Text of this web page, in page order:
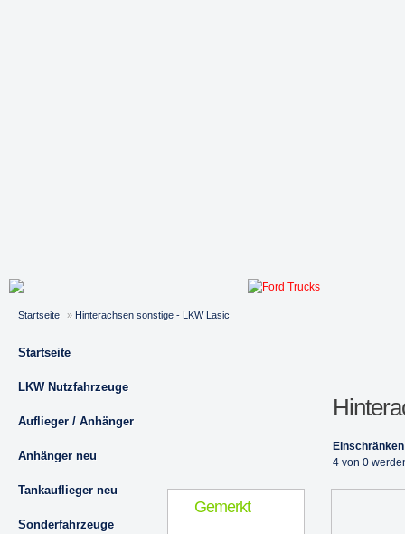
Startseite » Hinterachsen sonstige - LKW Lasic
Startseite
LKW Nutzfahrzeuge
Auflieger / Anhänger
Anhänger neu
Tankauflieger neu
Sonderfahrzeuge
4 von 0
Gemerkt